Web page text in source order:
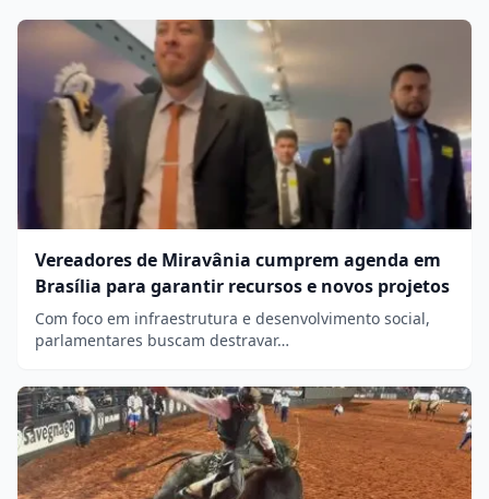
Vereadores de Miravânia cumprem agenda em
Brasília para garantir recursos e novos projetos
Com foco em infraestrutura e desenvolvimento social,
parlamentares buscam destravar…